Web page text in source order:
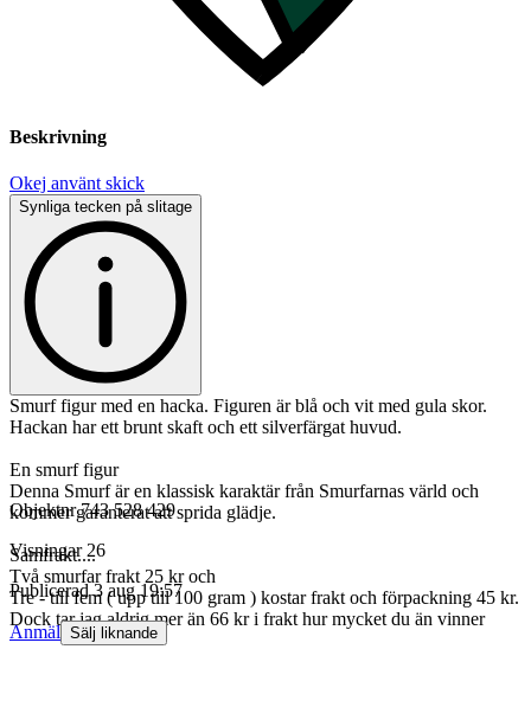
Beskrivning
Okej använt skick
Synliga tecken på slitage
Smurf figur med en hacka. Figuren är blå och vit med gula skor.
Hackan har ett brunt skaft och ett silverfärgat huvud.
En smurf figur
Denna Smurf är en klassisk karaktär från Smurfarnas värld och
kommer garanterat att sprida glädje.
Samfrakt....
Två smurfar frakt 25 kr och
Tre - till fem ( upp till 100 gram ) kostar frakt och förpackning 45 kr.
Dock tar jag aldrig mer än 66 kr i frakt hur mycket du än vinner
Objektnr 743 528 429
Visningar 26
Publicerad 3 aug 19:57
Anmäl Sälj liknande